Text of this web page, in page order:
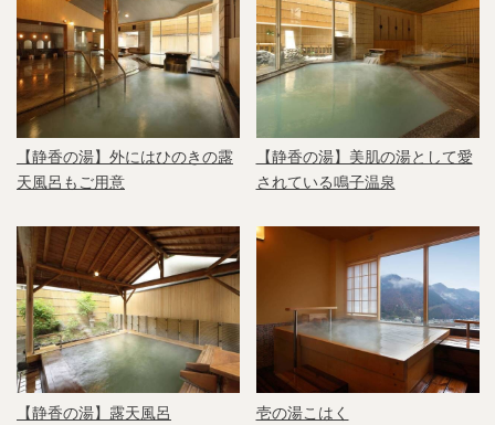
【静香の湯】外にはひのきの露
天風呂もご用意
【静香の湯】美肌の湯として愛
されている鳴子温泉
【静香の湯】露天風呂 壱の湯こはく